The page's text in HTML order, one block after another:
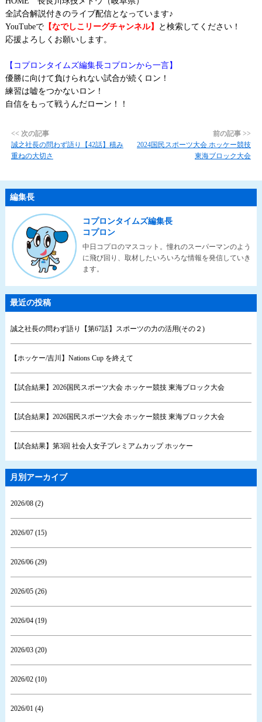
全試合解説付きのライブ配信となっています♪
YouTubeで【なでしこリーグチャンネル】
と検索してください！
応援よろしくお願いします。
【コプロンタイムズ編集長コプロンから一言】
優勝に向けて負けられない試合が続くロン！
練習は嘘をつかないロン！
自信をもって戦うんだローン！！
<< 次の記事
誠之社長の問わず語り【42話】積み
重ねの大切さ
前の記事 >>
2024国民スポーツ大会 ホッケー競技
東海ブロック大会
編集長
コプロンタイムズ編集長
コプロン
中日コプロのマスコット。憧れのスーパーマンのよう
に飛び回り、取材したいろいろな情報を発信していき
ます。
最近の投稿
誠之社長の問わず語り【第67話】スポーツの力の活用(その２)
【ホッケー/吉川】Nations Cup を終えて
【試合結果】2026国民スポーツ大会 ホッケー競技 東海ブロック大会
【試合結果】2026国民スポーツ大会 ホッケー競技 東海ブロック大会
【試合結果】第3回 社会人女子プレミアムカップ ホッケー
月別アーカイブ
2026/08 (2)
2026/07 (15)
2026/06 (29)
2026/05 (26)
2026/04 (19)
2026/03 (20)
2026/02 (10)
2026/01 (4)